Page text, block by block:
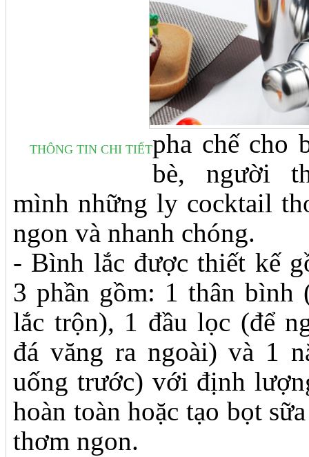
THÔNG TIN CHI TIẾTpha chế cho
bè, người
mình những ly cocktail
ngon và nhanh chóng.
- Bình lắc được thiết kế
3 phần gồm: 1 thân bình
lắc trộn), 1 đầu lọc (để
đá văng ra ngoài) và 1
uống trước) với định
hoàn toàn hoặc tạo bọt
thơm ngon.